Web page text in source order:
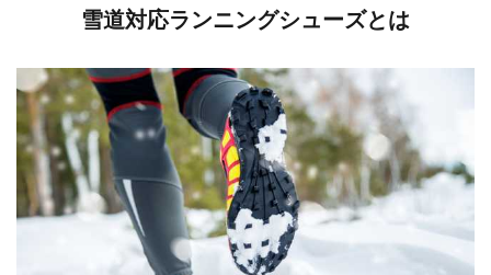
雪道対応ランニングシューズとは